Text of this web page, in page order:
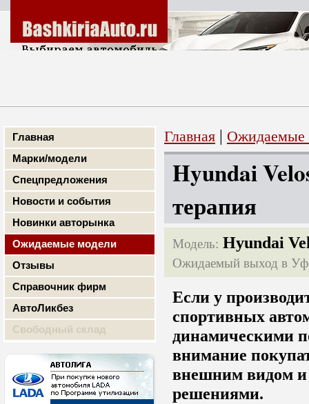
Главная
Марки/модели
Спецпредложения
Новости и события
Новинки авторынка
Ожидаемые модели
Отзывы
Справочник фирм
АвтоЛикбез
Свободный склад
Главная | Ожидаемые
Hyundai
терапия
Модель: Hyundai
Ожидаемый выход в
Если у
спортивных
динамическими
внимание
внешним видом
решениями.